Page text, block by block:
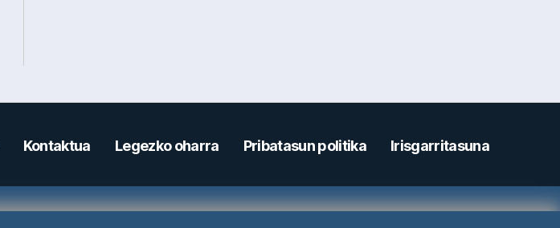
Kontaktua Legezko oharra Pribatasun politika Irisgarritasuna